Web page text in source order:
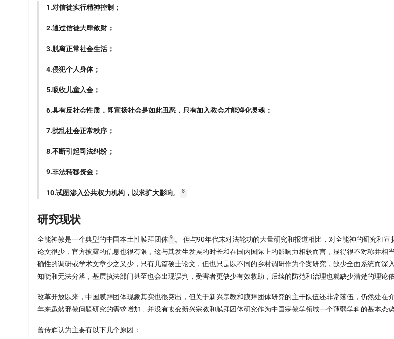
1.对信徒实行精神控制；
2.通过信徒大肆敛财；
3.脱离正常社会生活；
4.侵犯个人身体；
5.吸收儿童入会；
6.具有反社会性质，即宣扬社会是如此丑恶，只有加入教会才能净化灵魂；
7.扰乱社会正常秩序；
8.不断引起司法纠纷；
9.非法转移资金；
10.试图渗入公共权力机构，以求扩大影响。 8
研究现状
全能神教是一个典型的中国本土性膜拜团体 9 。 但与90年代末对法轮功的大量研究和报道相比，对全能神的研究和
论文很少，官方披露的信息也很有限，这与其发生发展的时长和在国内国际上的影响力相较而言，显得很不对称并相
确性的调研或学术文章少之又少，只有几篇硕士论文，但也只是以不同的乡村调研作为个案研究，缺少全面系统而深
知晓和无法分辨，基层执法部门甚至也会出现误判，受害者更缺少有效救助，后续的防范和治理也就缺少清楚的理论依
改革开放以来，中国膜拜团体现象其实也很突出，但关于新兴宗教和膜拜团体研究的主干队伍还非常落伍，仍然处在
年来虽然邪教问题研究的需求增加，并没有改变新兴宗教和膜拜团体研究作为中国宗教学领域一个薄弱学科的基本态势
曾传辉认为主要有以下几个原因：